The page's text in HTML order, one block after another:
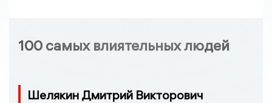
100 самых влиятельных людей
Шелякин Дмитрий Викторович